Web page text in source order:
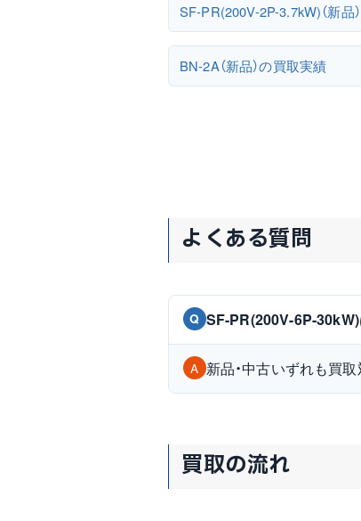
SF-PR(200V-2P-3.7kW)（新品
BN-2A（新品）の買取実績
よくある質問
Q SF-PR(200V-6P-30kW)
A 新品・中古いずれも買
買取の流れ